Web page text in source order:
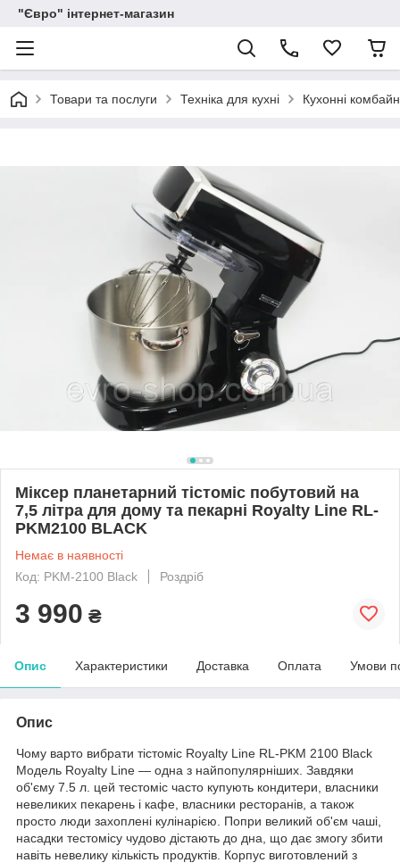
"Євро" інтернет-магазин
Товари та послуги Техніка для кухні Кухонні
Міксер планетарний тістоміс побутовий на
7,5 літра для дому та пекарні Royalty Line RL-
PKM2100 BLACK
Немає в наявності
Код: PKM-2100 Black
Роздріб
3 990 ₴
Опис Характеристики Доставка Оплата Умови
Опис
Чому варто вибрати тістоміс Royalty Line RL-PKM 2100 Black
Модель Royalty Line — одна з найпопулярніших. Завдяки
об'єму 7.5 л. цей тестоміс часто купують кондитери, власники
невеликих пекарень і кафе, власники ресторанів, а також
просто люди захоплені кулінарією. Попри великий об'єм чаші,
насадки тестомісу чудово дістають до дна, що дає змогу збити
навіть невелику кількість продуктів. Корпус виготовлений з